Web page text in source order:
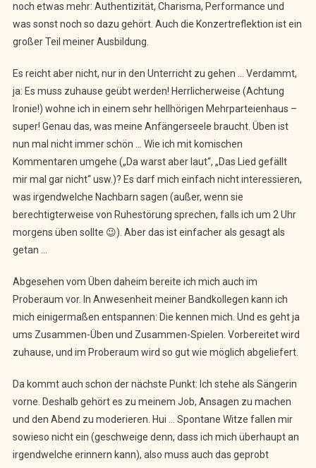
noch etwas mehr: Authentizität, Charisma, Performance und
was sonst noch so dazu gehört. Auch die Konzertreflektion ist ein
großer Teil meiner Ausbildung.
Es reicht aber nicht, nur in den Unterricht zu gehen … Verdammt,
ja: Es muss zuhause geübt werden! Herrlicherweise (Achtung
Ironie!) wohne ich in einem sehr hellhörigen Mehrparteienhaus –
super! Genau das, was meine Anfängerseele braucht. Üben ist
nun mal nicht immer schön … Wie ich mit komischen
Kommentaren umgehe („Da warst aber laut“, „Das Lied gefällt
mir mal gar nicht“ usw.)? Es darf mich einfach nicht interessieren,
was irgendwelche Nachbarn sagen (außer, wenn sie
berechtigterweise von Ruhestörung sprechen, falls ich um 2 Uhr
morgens üben sollte 😉). Aber das ist einfacher als gesagt als
getan …
Abgesehen vom Üben daheim bereite ich mich auch im
Proberaum vor. In Anwesenheit meiner Bandkollegen kann ich
mich einigermaßen entspannen: Die kennen mich. Und es geht ja
ums Zusammen-Üben und Zusammen-Spielen. Vorbereitet wird
zuhause, und im Proberaum wird so gut wie möglich abgeliefert.
Da kommt auch schon der nächste Punkt: Ich stehe als Sängerin
vorne. Deshalb gehört es zu meinem Job, Ansagen zu machen
und den Abend zu moderieren. Hui … Spontane Witze fallen mir
sowieso nicht ein (geschweige denn, dass ich mich überhaupt an
irgendwelche erinnern kann), also muss auch das geprobt